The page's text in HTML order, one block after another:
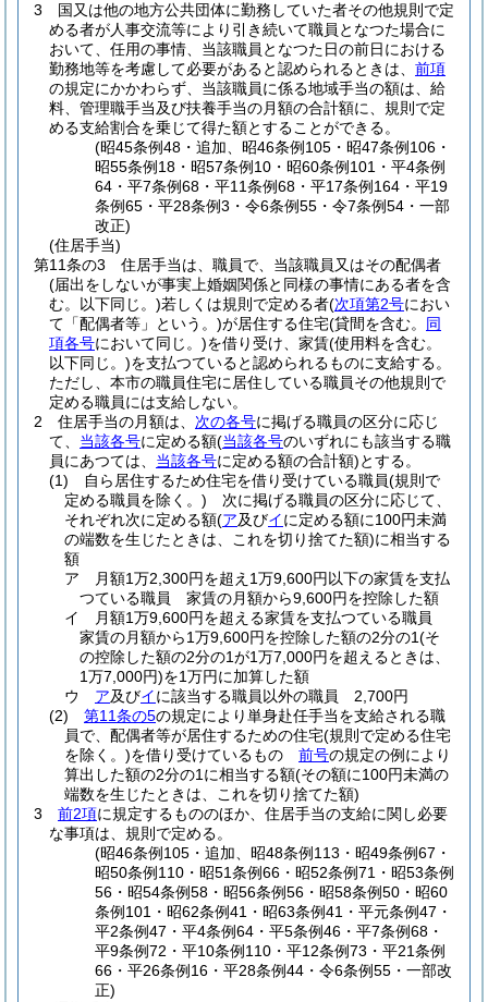
3
国又は他の地方公共団体に勤務していた者その他規則で定
める者が人事交流等により引き続いて職員となつた場合に
おいて、任用の事情、当該職員となつた日の前日における
勤務地等を考慮して必要があると認められるときは、 前項
の規定にかかわらず、当該職員に係る地域手当の額は、給
料、管理職手当及び扶養手当の月額の合計額に、規則で定
める支給割合を乗じて得た額とすることができる。
(昭45条例48・追加、昭46条例105・昭47条例106・
昭55条例18・昭57条例10・昭60条例101・平4条例
64・平7条例68・平11条例68・平17条例164・平19
条例65・平28条例3・令6条例55・令7条例54・一部
改正)
(住居手当)
第11条の3
住居手当は、職員で、当該職員又はその配偶者
(届出をしないが事実上婚姻関係と同様の事情にある者を含
む。以下同じ。)若しくは規則で定める者(次項第2号におい
て「配偶者等」という。)が居住する住宅(貸間を含む。 同
項各号において同じ。)を借り受け、家賃(使用料を含む。
以下同じ。)を支払つていると認められるものに支給する。
ただし、本市の職員住宅に居住している職員その他規則で
定める職員には支給しない。
2
住居手当の月額は、 次の各号に掲げる職員の区分に応じ
て、 当該各号に定める額(当該各号のいずれにも該当する職
員にあつては、 当該各号に定める額の合計額)とする。
(1)
自ら居住するため住宅を借り受けている職員(規則で
定める職員を除く。) 次に掲げる職員の区分に応じて、
それぞれ次に定める額(ア及びイに定める額に100円未満
の端数を生じたときは、これを切り捨てた額)に相当する
額
ア
月額1万2,300円を超え1万9,600円以下の家賃を支払
つている職員 家賃の月額から9,600円を控除した額
イ
月額1万9,600円を超える家賃を支払つている職員
家賃の月額から1万9,600円を控除した額の2分の1(そ
の控除した額の2分の1が1万7,000円を超えるときは、
1万7,000円)を1万円に加算した額
ウ
ア及びイに該当する職員以外の職員 2,700円
(2)
第11条の5の規定により単身赴任手当を支給される職
員で、配偶者等が居住するための住宅(規則で定める住宅
を除く。)を借り受けているもの 前号の規定の例により
算出した額の2分の1に相当する額(その額に100円未満の
端数を生じたときは、これを切り捨てた額)
3
前2項に規定するもののほか、住居手当の支給に関し必要
な事項は、規則で定める。
(昭46条例105・追加、昭48条例113・昭49条例67・
昭50条例110・昭51条例66・昭52条例71・昭53条例
56・昭54条例58・昭56条例56・昭58条例50・昭60
条例101・昭62条例41・昭63条例41・平元条例47・
平2条例47・平4条例64・平5条例46・平7条例68・
平9条例72・平10条例110・平12条例73・平21条例
66・平26条例16・平28条例44・令6条例55・一部改
正)